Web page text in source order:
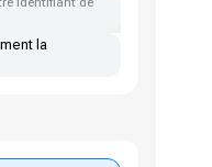
la